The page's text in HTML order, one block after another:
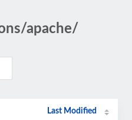
apache/
Last Modified